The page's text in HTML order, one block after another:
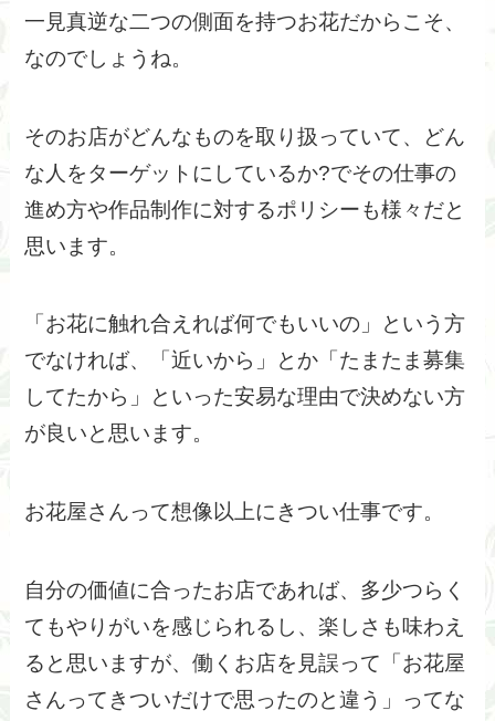
一見真逆な二つの側面を持つお花だからこそ、
なのでしょうね。
そのお店がどんなものを取り扱っていて、どん
な人をターゲットにしているか?でその仕事の
進め方や作品制作に対するポリシーも様々だと
思います。
「お花に触れ合えれば何でもいいの」という方
でなければ、「近いから」とか「たまたま募集
してたから」といった安易な理由で決めない方
が良いと思います。
お花屋さんって想像以上にきつい仕事です。
自分の価値に合ったお店であれば、多少つらく
てもやりがいを感じられるし、楽しさも味わえ
ると思いますが、働くお店を見誤って「お花屋
さんってきついだけで思ったのと違う」ってな